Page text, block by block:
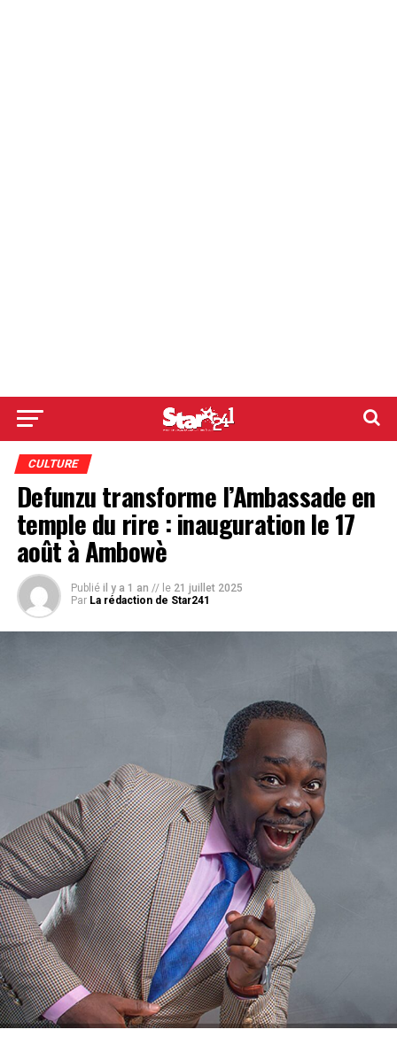
CULTURE
Defunzu transforme l’Ambassade en
temple du rire : inauguration le 17
août à Ambowè
Publié il y a 1 an // le 21 juillet 2025
Par La rédaction de Star241